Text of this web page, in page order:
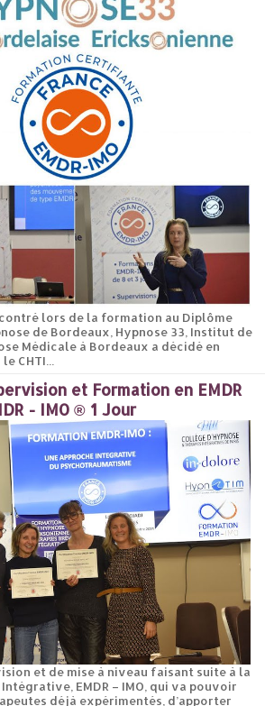
lors de la formation au Diplôme
de Bordeaux, Hypnose 33, Institut de
Médicale à Bordeaux a décidé en
CHTI...
et Formation en EMDR
- IMO ® 1 Jour
et de mise à niveau faisant suite à la
EMDR – IMO, qui va pouvoir
déjà expérimentés, d’apporter